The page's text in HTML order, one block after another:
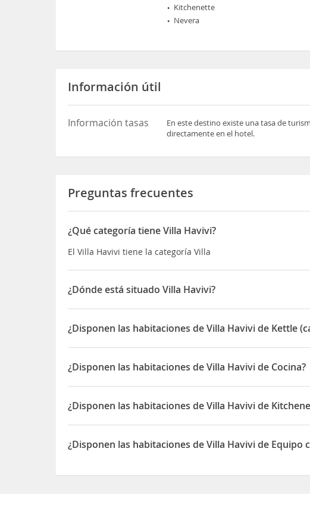
Kitchenette
Nevera
Información útil
Información tasas
En este destino existe una tasa de
directamente en el hotel.
Preguntas frecuentes
¿Qué categoría tiene Villa Havivi?
El Villa Havivi tiene la categoría Villa
¿Dónde está situado Villa Havivi?
El Villa Havivi está situado en 80 Carrer de Pere Rius i Gatell
¿Disponen las habitaciones de Villa Havivi de Kettle
Sí, las habitaciones del Villa Havivi disponen de Kettle
¿Disponen las habitaciones de Villa Havivi de Cocina?
Sí, las habitaciones del Villa Havivi disponen de Cocina
¿Disponen las habitaciones de Villa Havivi de
Sí, las habitaciones del Villa Havivi disponen de Kitchenette
¿Disponen las habitaciones de Villa Havivi de Equipo